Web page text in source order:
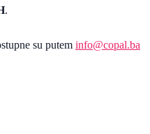
.
su putem info@copal.ba